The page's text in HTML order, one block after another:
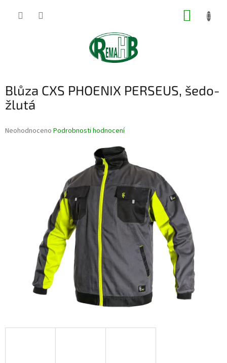
Blůza CXS PHOENIX PERSEUS, šedo-
žlutá
Průměrné
Neohodnoceno Podrobnosti hodnocení